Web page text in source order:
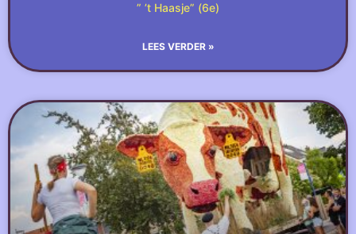
” ’t Haasje” (6e)
LEES VERDER »